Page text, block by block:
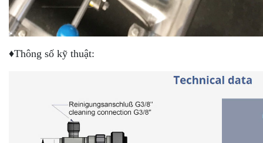
♦Thông số kỹ thuật: